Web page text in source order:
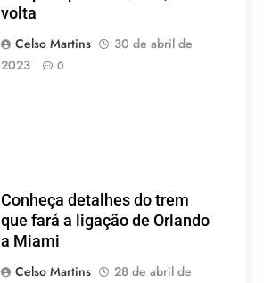
volta
Celso Martins
30 de abril de
2023
0
Conheça detalhes do trem
que fará a ligação de Orlando
a Miami
Celso Martins
28 de abril de